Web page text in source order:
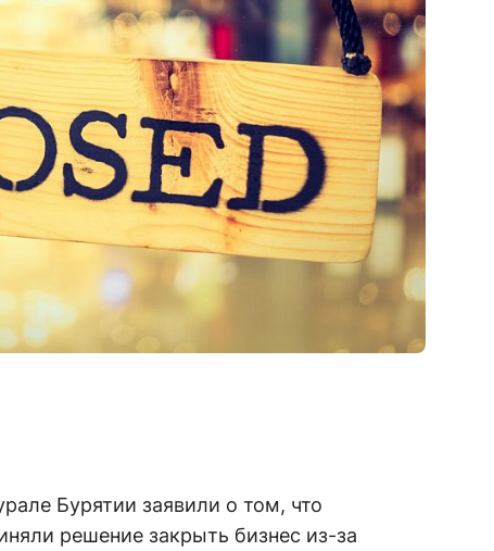
Бурятии заявили о том, что
решение закрыть бизнес из-за